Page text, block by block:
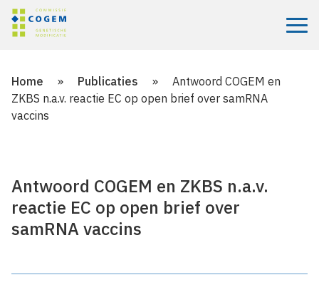
Menu
Home » Publicaties »
Antwoord COGEM en
ZKBS n.a.v. reactie EC op open brief over samRNA
vaccins
Antwoord COGEM en ZKBS n.a.v.
reactie EC op open brief over
samRNA vaccins